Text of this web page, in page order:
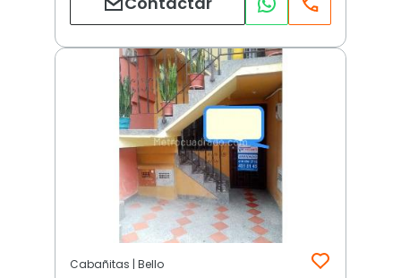
Cabañitas | Bello